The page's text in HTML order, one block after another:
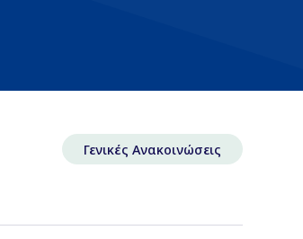
Γενικές Ανακοινώσεις